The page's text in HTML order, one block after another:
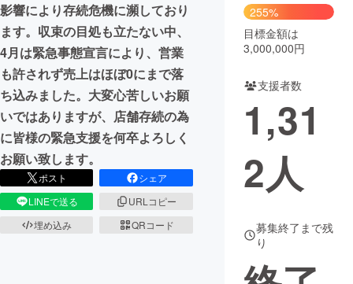
CAMPFIRE for Social Good
CAMPFIRE Creation
CAMPFIREふるさと納税machi-ya コミュニティ
影響により存続危機に瀕しており
ます。収束の目処も立たない中、
4月は緊急事態宣言により、営業
も許されず売上はほぼ0にまで落
ち込みました。大変心苦しいお願
いではありますが、店舗存続の為
に皆様の緊急支援を何卒よろしく
お願い致します。
ポスト
シェア
LINEで送る
URLコピー
埋め込み
QRコード
255%
目標金額は
3,000,000円
支援者数
1,31
2人
募集終了まで残
り